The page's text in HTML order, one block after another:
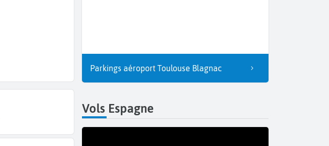
Parkings aéroport Toulouse Blagnac
Vols Espagne